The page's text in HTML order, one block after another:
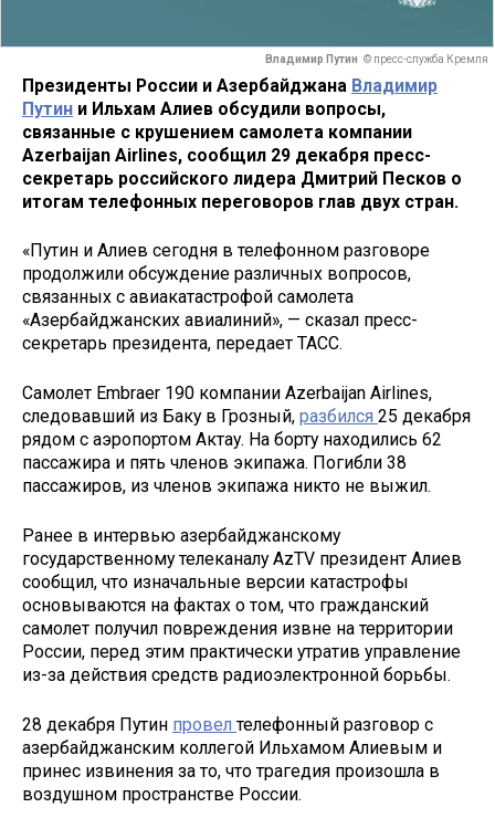
Владимир Путин © пресс-служба Кремля
Президенты России и Азербайджана Владимир
Путин и Ильхам Алиев обсудили вопросы,
связанные с крушением самолета компании
Azerbaijan Airlines, сообщил 29 декабря пресс-
секретарь российского лидера Дмитрий Песков о
итогам телефонных переговоров глав двух стран.
«Путин и Алиев сегодня в телефонном разговоре
продолжили обсуждение различных вопросов,
связанных с авиакатастрофой самолета
«Азербайджанских авиалиний», — сказал пресс-
секретарь президента, передает ТАСС.
Самолет Embraer 190 компании Azerbaijan Airlines,
следовавший из Баку в Грозный, разбился 25 декабря
рядом с аэропортом Актау. На борту находились 62
пассажира и пять членов экипажа. Погибли 38
пассажиров, из членов экипажа никто не выжил.
Ранее в интервью азербайджанскому
государственному телеканалу AzTV президент Алиев
сообщил, что изначальные версии катастрофы
основываются на фактах о том, что гражданский
самолет получил повреждения извне на территории
России, перед этим практически утратив управление
из-за действия средств радиоэлектронной борьбы.
28 декабря Путин провел телефонный разговор с
азербайджанским коллегой Ильхамом Алиевым и
принес извинения за то, что трагедия произошла в
воздушном пространстве России.